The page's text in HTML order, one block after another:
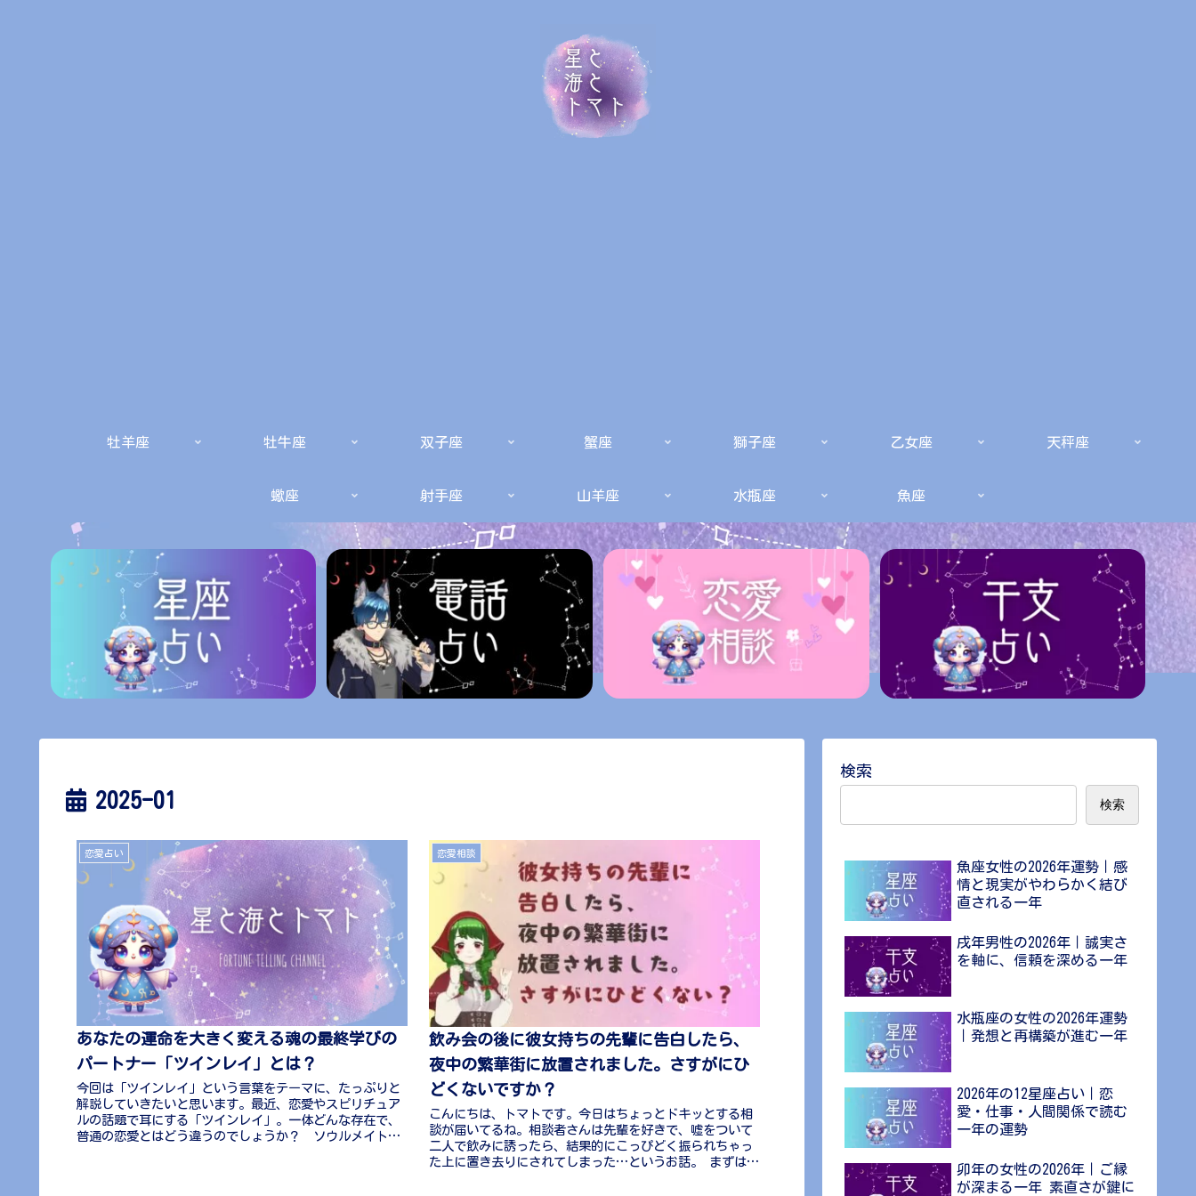
牡羊座 牡牛座 双子座 蟹座 獅子座 乙女座 天秤座
蠍座 射手座 山羊座 水瓶座 魚座
2025-01
恋愛占い
あなたの運命を大きく変える魂の最終学びの
パートナー「ツインレイ」とは？
今回は「ツインレイ」という言葉をテーマに、たっぷりと
解説していきたいと思います。最近、恋愛やスピリチュア
ルの話題で耳にする「ツインレイ」。一体どんな存在で、
普通の恋愛とはどう違うのでしょうか？ ソウルメイトや
恋愛相談
飲み会の後に彼女持ちの先輩に告白したら、
夜中の繁華街に放置されました。さすがにひ
どくないですか？
こんにちは、トマトです。今日はちょっとドキッとする相
談が届いてるね。相談者さんは先輩を好きで、嘘をついて
二人で飲みに誘ったら、結果的にこっぴどく振られちゃっ
た上に置き去りにされてしまった…というお話。 まずは相
検索
検索
魚座女性の2026年運勢｜感
情と現実がやわらかく結び
直される一年
戌年男性の2026年｜誠実さ
を軸に、信頼を深める一年
水瓶座の女性の2026年運勢
｜発想と再構築が進む一年
2026年の12星座占い｜恋
愛・仕事・人間関係で読む
一年の運勢
卯年の女性の2026年｜ご縁
が深まる一年 素直さが鍵に